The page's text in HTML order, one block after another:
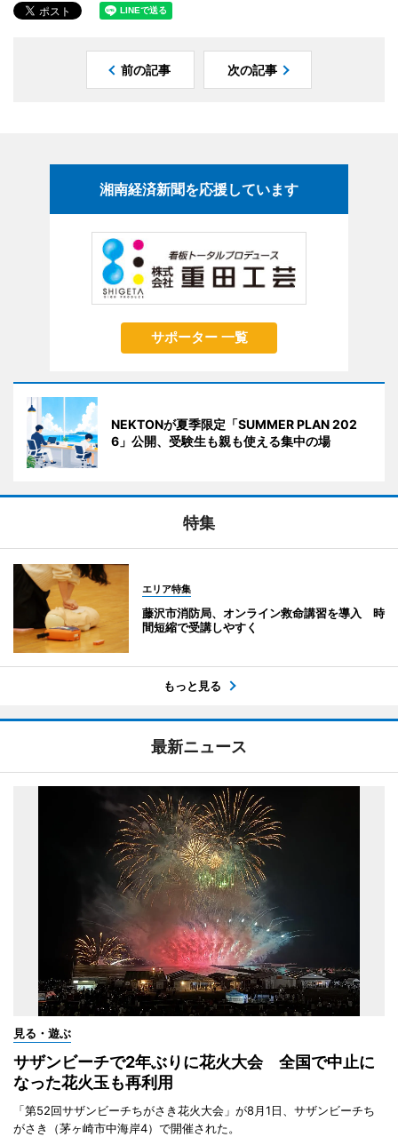
前の記事 次の記事
湘南経済新聞を応援しています
サポーター 一覧
NEKTONが夏季限定「SUMMER PLAN 202
6」公開、受験生も親も使える集中の場
特集
エリア特集
藤沢市消防局、オンライン救命講習を導入 時
間短縮で受講しやすく
もっと見る
最新ニュース
見る・遊ぶ
サザンビーチで2年ぶりに花火大会 全国で中止に
なった花火玉も再利用
「第52回サザンビーチちがさき花火大会」が8月1日、サザンビーチち
がさき（茅ヶ崎市中海岸4）で開催された。